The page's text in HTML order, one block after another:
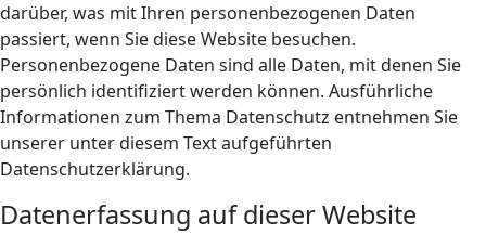
darüber, was mit Ihren personenbezogenen Daten
passiert, wenn Sie diese Website besuchen.
Personenbezogene Daten sind alle Daten, mit denen Sie
persönlich identifiziert werden können. Ausführliche
Informationen zum Thema Datenschutz entnehmen Sie
unserer unter diesem Text aufgeführten
Datenschutzerklärung.
Datenerfassung auf dieser Website